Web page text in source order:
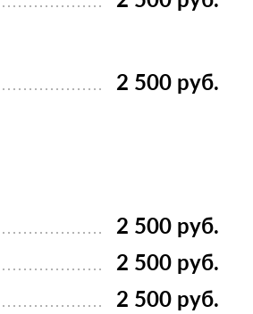
2 500 руб.
2 500 руб.
2 500 руб.
2 500 руб.